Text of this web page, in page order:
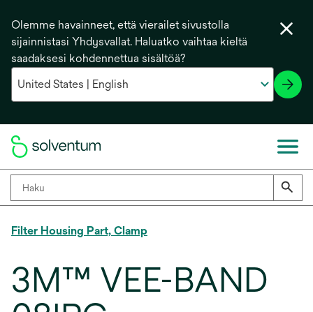
Olemme havainneet, että vierailet sivustolla
sijainnistasi Yhdysvallat. Haluatko vaihtaa kieltä
saadaksesi kohdennettua sisältöä?
Filter Housing Part, Clamp
3M™ VEE-BAND